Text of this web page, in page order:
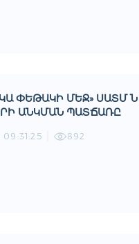
ՓԵԹԱԿԻ ՄԵՋ» ՍԱՏՄ Ն
ԱՆԿՄԱՆ ՊԱՏՃԱՌԸ
09:31:25 892